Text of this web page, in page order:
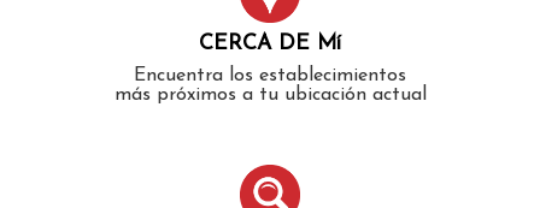
CERCA DE Mí
Encuentra los establecimientos
más próximos a tu ubicación actual